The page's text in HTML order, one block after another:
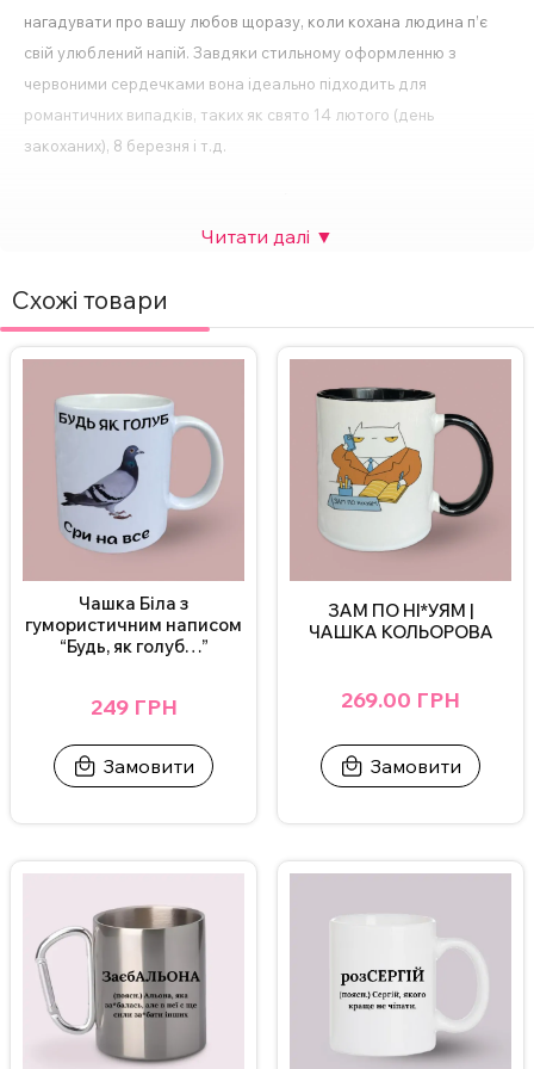
нагадувати про вашу любов щоразу, коли кохана людина п’є
свій улюблений напій. Завдяки стильному оформленню з
червоними сердечками вона ідеально підходить для
романтичних випадків, таких як свято 14 лютого (день
закоханих), 8 березня і т.д.
доповнити її подарунковим пакуванням. Обирайте варіанти
ваш подарунок виглядатиме ще більш особливим.
Якщо ви ще не визначилися з подарунком, пропонуємо кілька
ідей, які можна знайти на нашому сайті:
– чудовий варіант, якщо хочете зробити подарунок
персоналізованим. Наприклад, ви можете додати ім’я або навіть
ваше спільне фото (https://printik.shop/product-cat/white-cup).
Нижня білизна– з унікальними написами, замовити можна, як
чоловічу так і жіночу білизну (https://printik.shop/product-
cat/nyzhnya-bilyzna).
Пивні келихи – чудовий подарунок для любителів пива, який
cat/pyvni-kelyhy).
тепло тривалий час (https://printik.shop/product-cat/termokruzhky).
уже сама по собі є щирим проявом почуттів, але щоб зробити
момент ще приємнішим, додайте щось, що стане особистим.
Наприклад, створіть невеличкий лист із вашими спогадами
або просто покладіть до пакунка шоколад чи улюблені
солодощі вашої коханої людини.
Що подарувати дружині або дівчині?
Схожі товари
Чашка Біла з
гумористичним написом
“Будь, як голуб…”
249 ГРН
Замовити
ЗАМ ПО НІ*УЯМ |
ЧАШКА КОЛЬОРОВА
269.00 ГРН
Замовити